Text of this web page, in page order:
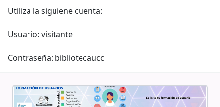
Utiliza la siguiene cuenta:
Usuario: visitante
Contraseña: bibliotecaucc